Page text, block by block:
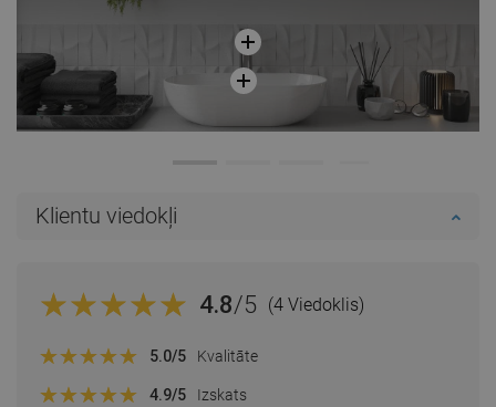
Klientu viedokļi
4.8/5 (4 Viedoklis)
5.0/5 Kvalitāte
4.9/5 Izskats